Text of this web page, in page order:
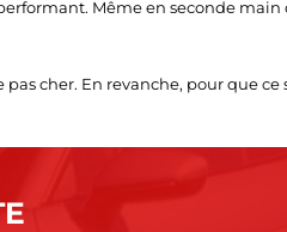
Même en seconde
cher. En revanche, pour que